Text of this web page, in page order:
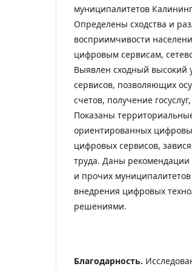
муниципалитетов
Определены сходства и
восприимчивости
цифровым сервисам,
Выявлен сходный высокий
сервисов, позволяющих
счетов, получение
Показаны
ориентированных
цифровых сервисов,
труда. Даны
и прочих
внедрения цифровых
решениями.
Благодарность.